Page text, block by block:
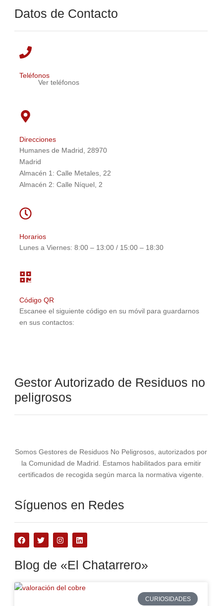
Datos de Contacto
Teléfonos
Ver teléfonos
Direcciones
Humanes de Madrid, 28970
Madrid
Almacén 1: Calle Metales, 22
Almacén 2: Calle Níquel, 2
Horarios
Lunes a Viernes: 8:00 – 13:00 / 15:00 – 18:30
Código QR
Escanee el siguiente código en su móvil para guardarnos
en sus contactos:
Gestor Autorizado de Residuos no
peligrosos
Somos Gestores de Residuos No Peligrosos, autorizados por
la Comunidad de Madrid. Estamos habilitados para emitir
certificados de recogida según marca la normativa vigente.
Síguenos en Redes
Blog de «El Chatarrero»
CURIOSIDADES